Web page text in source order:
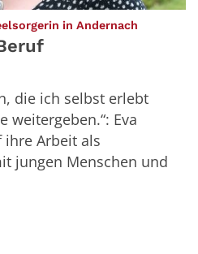
in Andernach
die ich selbst erlebt
weitergeben.“: Eva
Arbeit als
jungen Menschen und